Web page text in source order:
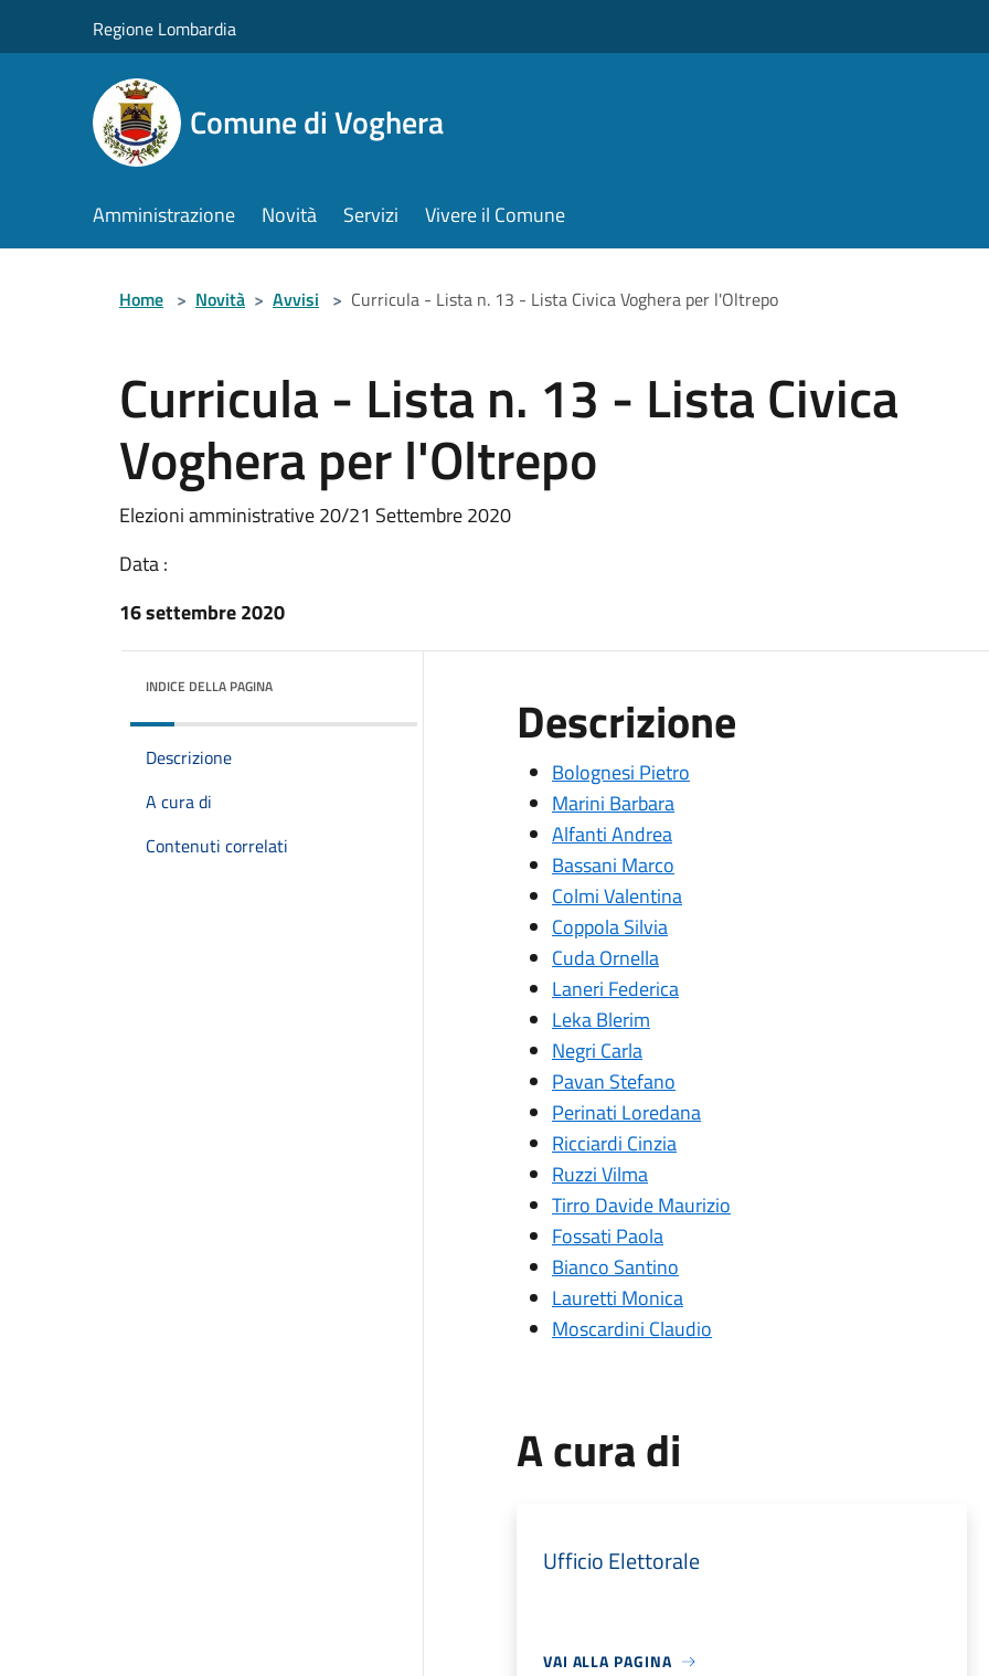
Regione Lombardia
Comune di Voghera
Amministrazione Novità Servizi Vivere il Comune
Home > Novità > Avvisi > Curricula - Lista n. 13 - Lista Civica Voghera per l'Oltrepo
Curricula - Lista n. 13 - Lista Civica
Voghera per l'Oltrepo
Elezioni amministrative 20/21 Settembre 2020
Data :
16 settembre 2020
INDICE DELLA PAGINA
Descrizione
A cura di
Contenuti correlati
Descrizione
Bolognesi Pietro
Marini Barbara
Alfanti Andrea
Bassani Marco
Colmi Valentina
Coppola Silvia
Cuda Ornella
Laneri Federica
Leka Blerim
Negri Carla
Pavan Stefano
Perinati Loredana
Ricciardi Cinzia
Ruzzi Vilma
Tirro Davide Maurizio
Fossati Paola
Bianco Santino
Lauretti Monica
Moscardini Claudio
A cura di
Ufficio Elettorale
VAI ALLA PAGINA